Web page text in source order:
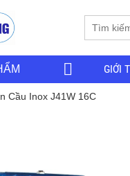
GIỚI
Cầu Inox J41W 16C